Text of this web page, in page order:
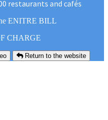
restaurants and cafés
ENITRE BILL
CHARGE
Return to the website